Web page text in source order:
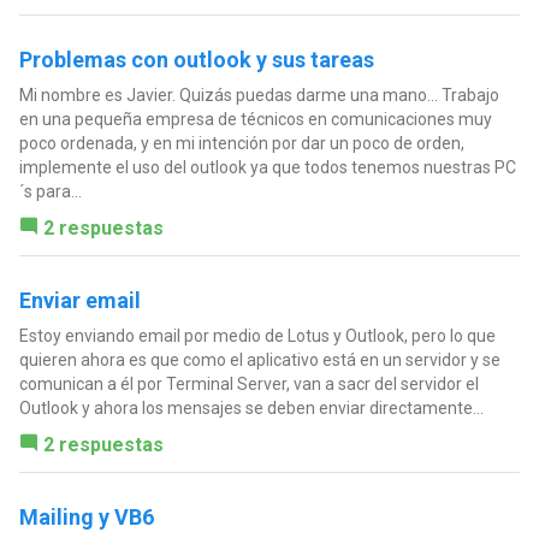
Problemas con outlook y sus tareas
Mi nombre es Javier. Quizás puedas darme una mano... Trabajo
en una pequeña empresa de técnicos en comunicaciones muy
poco ordenada, y en mi intención por dar un poco de orden,
implemente el uso del outlook ya que todos tenemos nuestras PC
´s para...
2 respuestas
Enviar email
Estoy enviando email por medio de Lotus y Outlook, pero lo que
quieren ahora es que como el aplicativo está en un servidor y se
comunican a él por Terminal Server, van a sacr del servidor el
Outlook y ahora los mensajes se deben enviar directamente...
2 respuestas
Mailing y VB6